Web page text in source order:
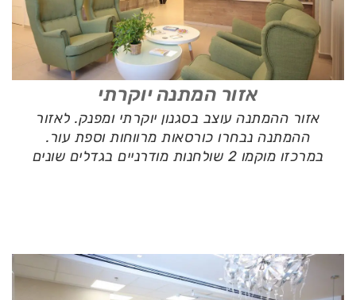
אזור המתנה יוקרתי
אזור ההמתנה עוצב בסגנון יוקרתי ומפנק. לאזור
ההמתנה נבחרו כורסאות מרווחות וספת עור.
במרכזו מוקמו 2 שולחנות מודרניים בגדלים שונים